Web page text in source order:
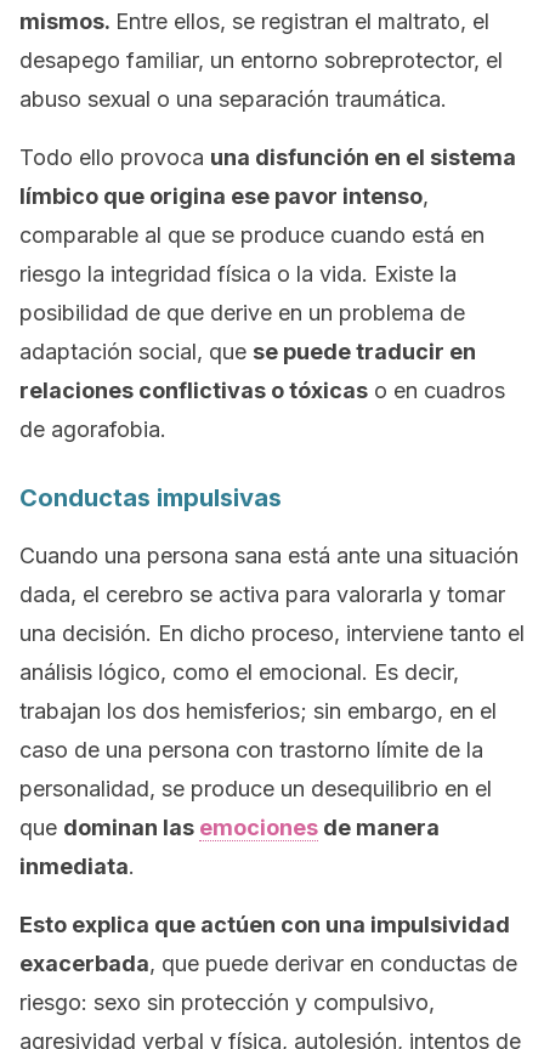
mismos. Entre ellos, se registran el maltrato, el
desapego familiar, un entorno sobreprotector, el
abuso sexual o una separación traumática.
Todo ello provoca una disfunción en el sistema
límbico que origina ese pavor intenso,
comparable al que se produce cuando está en
riesgo la integridad física o la vida. Existe la
posibilidad de que derive en un problema de
adaptación social, que se puede traducir en
relaciones conflictivas o tóxicas o en cuadros
de agorafobia.
Conductas impulsivas
Cuando una persona sana está ante una situación
dada, el cerebro se activa para valorarla y tomar
una decisión. En dicho proceso, interviene tanto el
análisis lógico, como el emocional. Es decir,
trabajan los dos hemisferios; sin embargo, en el
caso de una persona con trastorno límite de la
personalidad, se produce un desequilibrio en el
que dominan las emociones de manera
inmediata.
Esto explica que actúen con una impulsividad
exacerbada, que puede derivar en conductas de
riesgo: sexo sin protección y compulsivo,
agresividad verbal y física, autolesión, intentos de